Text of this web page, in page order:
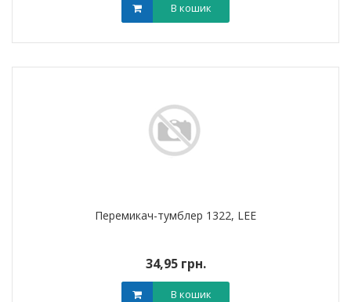
В кошик
Перемикач-тумблер 1322, LEE
34,95 грн.
В кошик